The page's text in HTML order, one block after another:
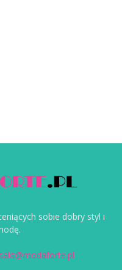
sobie dobry styl i